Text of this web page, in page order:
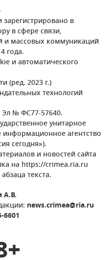
в
в сфере связи,
и массовых коммуникаций
года.
и автоматического
(ред. 2023 г.)
технологий
Эл № ФС77-57640.
унитарное
агентство
сегодня»).
и новостей сайта
на https://crimea.ria.ru
текста.
А.В.
news.crimea@ria.ru
6601